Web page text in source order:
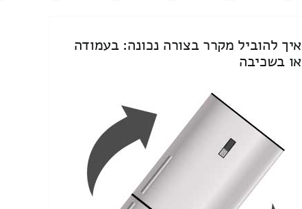
איך להוביל מקרר בצורה נכונה: בעמודה
או בשכיבה